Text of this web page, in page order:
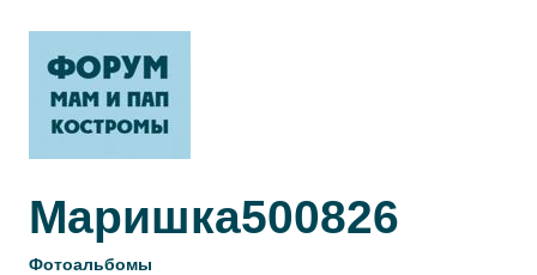
Маришка500826
Фотоальбомы